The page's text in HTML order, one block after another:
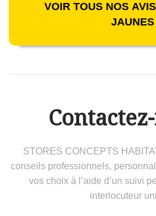
VOIR TOUS NOS
JAUNES
STORES CONCEPTS
conseils professionnels,
vos choix à l’aide d’un suivi
interlocuteur